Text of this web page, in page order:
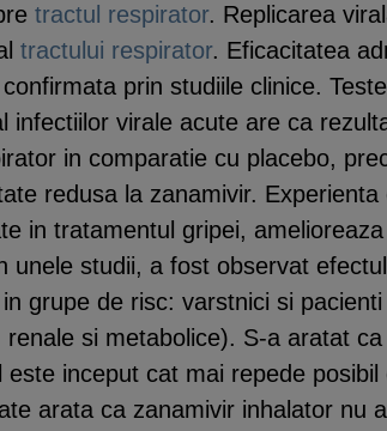
tractul respirator. Replicarea
tractului respirator. Eficacitatea
prin studiile clinice.
infectiilor virale acute are ca
in comparatie cu placebo,
redusa la zanamivir.
in tratamentul gripei,
unele studii, a fost observat
grupe de risc: varstnici si
renale si metabolice). S-a aratat
este inceput cat mai repede
arata ca zanamivir inhalator nu